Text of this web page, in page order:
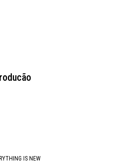
IS NEW